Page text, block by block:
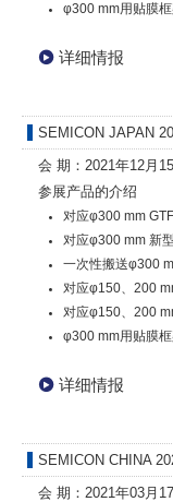
φ300 mm用贴膜
详细情报
SEMICON JAPAN
会 期：2021年12月
参展产品的介绍
对应φ300 mm
对应φ300 mm 新
一次性搬送φ300
对应φ150、200
对应φ150、200
φ300 mm用贴膜
详细情报
SEMICON CHINA
会 期：2021年03月